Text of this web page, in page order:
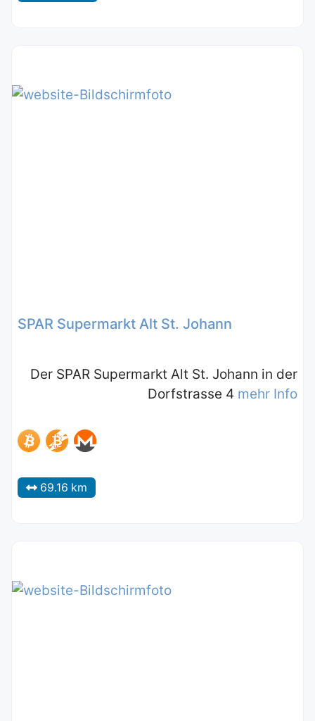
SPAR Supermarkt Alt St. Johann
Der SPAR Supermarkt Alt St. Johann in der
Dorfstrasse 4 mehr Info
69.16 km